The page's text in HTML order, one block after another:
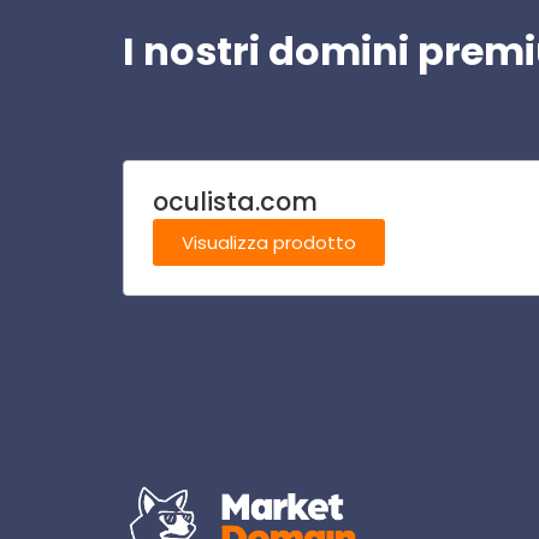
I nostri domini
oculista.com
Visualizza prodotto